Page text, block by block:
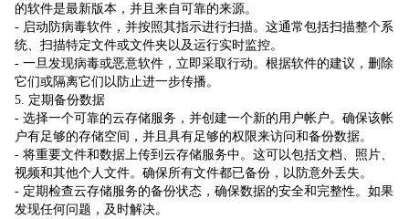
的软件是最新版本，并且来自可靠的来源。
- 启动防病毒软件，并按照其指示进行扫描。这通常包括扫描整个系
统、扫描特定文件或文件夹以及运行实时监控。
- 一旦发现病毒或恶意软件，立即采取行动。根据软件的建议，删除
它们或隔离它们以防止进一步传播。
5. 定期备份数据
- 选择一个可靠的云存储服务，并创建一个新的用户帐户。确保该帐
户有足够的存储空间，并且具有足够的权限来访问和备份数据。
- 将重要文件和数据上传到云存储服务中。这可以包括文档、照片、
视频和其他个人文件。确保所有文件都已备份，以防意外丢失。
- 定期检查云存储服务的备份状态，确保数据的安全和完整性。如果
发现任何问题，及时解决。